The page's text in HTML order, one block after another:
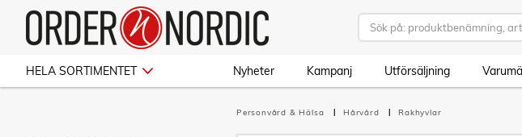
HELA SORTIMENTET Nyheter Kampanj Utförsäljning
Personvård & Hälsa Hårvård Rakhyvlar